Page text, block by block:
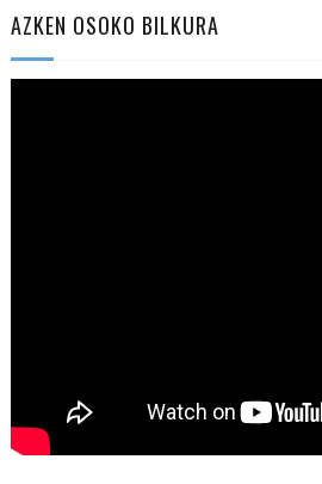
AZKEN OSOKO BILKURA